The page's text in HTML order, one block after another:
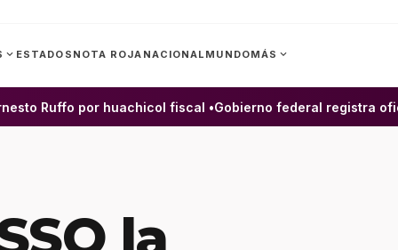
expand_more ESTADOS NOTA ROJA NACIONAL MUNDOMÁS expand_more
Ruffo por huachicol fiscal •Gobierno federal registra